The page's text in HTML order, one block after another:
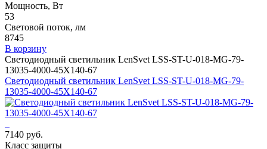
Мощность, Вт
53
Световой поток, лм
8745
В корзину
Светодиодный светильник LenSvet LSS-ST-U-018-MG-79-
13035-4000-45X140-67
Светодиодный светильник LenSvet LSS-ST-U-018-MG-79-
13035-4000-45X140-67
7140 руб.
Класс защиты